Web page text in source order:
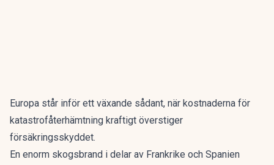
Europa står inför ett växande sådant, när kostnaderna för
katastrofåterhämtning kraftigt överstiger
försäkringsskyddet.
En enorm skogsbrand i delar av Frankrike och Spanien